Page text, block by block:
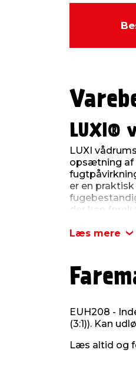
LUXI®
LUXI
opsætning af
er en
der kan
Klæberen
støv, snavs
grundes
måde får du
Arbejdet bør
færdig med
Læs mere
EUH208 -
(3:1)). Kan
Læs altid og